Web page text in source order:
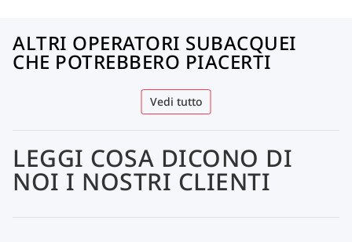
ALTRI OPERATORI SUBACQUEI
CHE POTREBBERO PIACERTI
Vedi tutto
LEGGI COSA DICONO DI
NOI I NOSTRI CLIENTI